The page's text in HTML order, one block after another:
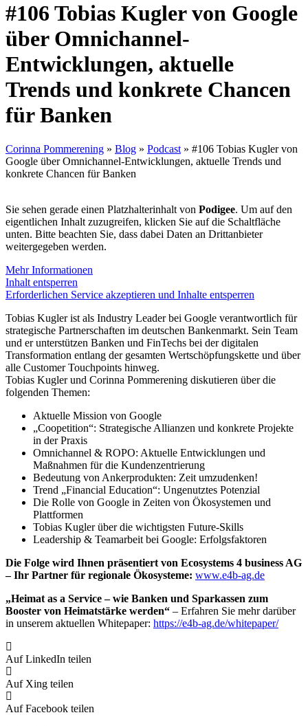
#106 Tobias Kugler von Google
über Omnichannel-
Entwicklungen, aktuelle
Trends und konkrete Chancen
für Banken
Corinna Pommerening » Blog » Podcast » #106 Tobias Kugler von
Google über Omnichannel-Entwicklungen, aktuelle Trends und
konkrete Chancen für Banken
Sie sehen gerade einen Platzhalterinhalt von Podigee. Um auf den
eigentlichen Inhalt zuzugreifen, klicken Sie auf die Schaltfläche
unten. Bitte beachten Sie, dass dabei Daten an Drittanbieter
weitergegeben werden.
Mehr Informationen
Inhalt entsperren
Erforderlichen Service akzeptieren und Inhalte entsperren
Tobias Kugler ist als Industry Leader bei Google verantwortlich für
strategische Partnerschaften im deutschen Bankenmarkt. Sein Team
und er unterstützen Banken und FinTechs bei der digitalen
Transformation entlang der gesamten Wertschöpfungskette und über
alle Customer Touchpoints hinweg.
Tobias Kugler und Corinna Pommerening diskutieren über die
folgenden Themen:
Aktuelle Mission von Google
„Coopetition“: Strategische Allianzen und konkrete Projekte
in der Praxis
Omnichannel & ROPO: Aktuelle Entwicklungen und
Maßnahmen für die Kundenzentrierung
Bedeutung von Ankerprodukten: Zeit umzudenken!
Trend „Financial Education“: Ungenutztes Potenzial
Die Rolle von Google in Zeiten von Ökosystemen und
Plattformen
Tobias Kugler über die wichtigsten Future-Skills
Leadership & Teamarbeit bei Google: Erfolgsfaktoren
Die Folge wird Ihnen präsentiert von Ecosystems 4 business AG
– Ihr Partner für regionale Ökosysteme: www.e4b-ag.de
„Heimat as a Service – wie Banken und Sparkassen zum
Booster von Heimatstärke werden“ – Erfahren Sie mehr darüber
in unserem aktuellen Whitepaper: https://e4b-ag.de/whitepaper/
Auf LinkedIn teilen
Auf Xing teilen
Auf Facebook teilen